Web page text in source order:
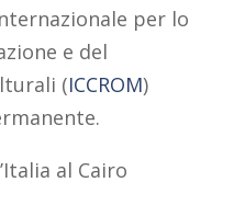
per lo
e del
(ICCROM)
al Cairo